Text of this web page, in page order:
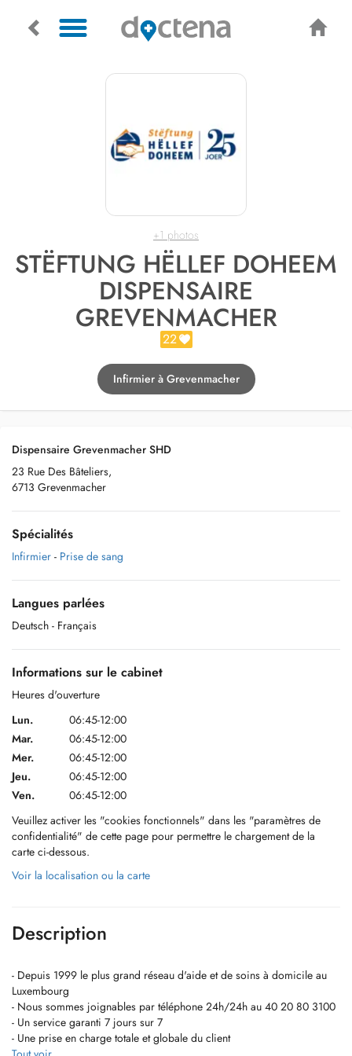
+1 photos
STËFTUNG HËLLEF DOHEEM
DISPENSAIRE
GREVENMACHER
22
Infirmier à Grevenmacher
Dispensaire Grevenmacher SHD
23 Rue Des Bâteliers,
6713 Grevenmacher
Spécialités
Infirmier - Prise de sang
Langues parlées
Deutsch - Français
Informations sur le cabinet
Heures d'ouverture
Lun.
06:45-12:00
Mar.
06:45-12:00
Mer.
06:45-12:00
Jeu.
06:45-12:00
Ven.
06:45-12:00
Veuillez activer les "cookies fonctionnels" dans les "paramètres de
confidentialité" de cette page pour permettre le chargement de la
carte ci-dessous.
Voir la localisation ou la carte
Description
- Depuis 1999 le plus grand réseau d'aide et de soins à domicile au
Luxembourg
- Nous sommes joignables par téléphone 24h/24h au 40 20 80 3100
- Un service garanti 7 jours sur 7
- Une prise en charge totale et globale du client